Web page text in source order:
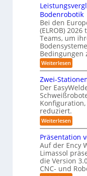
b
o
t
e
r
D
-
S
t
e
r
e
o
-
K
a
m
e
r
a
s
y
s
t
u
t
t
l
e
-
S
y
s
t
e
f
ü
r
R
e
i
n
Bodenrobotik
Bei den
(ELROB)
Teams, um
Bedingungen
Weiterlesen:
L
e
i
s
t
u
g
s
v
e
r
g
l
e
i
Zwei-
Der
reduziert.
Weiterlesen:
Z
w
e
i
-
S
t
a
Präsentation
Auf der Ency
Limassol
die Version
CNC- und